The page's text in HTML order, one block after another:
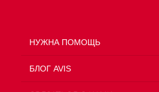
НУЖНА ПОМОЩЬ
БЛОГ AVIS